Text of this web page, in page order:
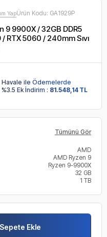
YapÜrün Kodu: GA1929P
9 9900X / 32GB DDR5
RTX 5060 / 240mm Sıvı
Havale ile Ödemelerde
%3.5 Ek İndirim : 81.548,14 TL
Tümünü Gör
AMD
AMD Ryzen 9
Ryzen 9-9900X
32 GB
1 TB
Sepete Ekle